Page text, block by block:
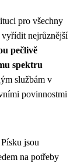
pro všechny
nejrůznější
pečlivě
spektru
službám v
povinnostmi
jsou
na potřeby